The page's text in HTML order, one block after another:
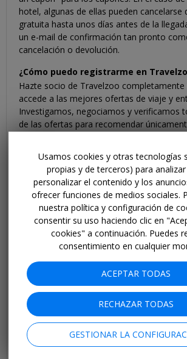
hotel, algunas de ellas pueden cancelarse
gratuita hasta unos días antes de la
un e-mail de confirmación tan pronto
cancelación o devolución.
¿Cómo puedo registrarme en
Hazte socio de Travelzoo completamente
accede a las mejores ofertas de viaje y
Investigamos, negociamos y verificamos
de las ofertas para recomendar
¿Cómo desconecto mi cuenta Google
Travelzoo te ofrece la posibilidad de
conectarte con Google +. Si deseas
Google + de Travelzoo, puedes hacerlo
No tienes suscripciones conectadas con
deseas registrarte con Google +,por
¿Cómo desconecto mi cuenta de
Travelzoo?
Travelzoo te ofrece la posibilidad de
conectarte mediante Facebook. Si
cuenta de Facebook de Travelzoo, ve a
https://www.facebook.com/
marca la "X" al lado de la aplicación
Usamos cookies y otras tecnologías
propias y de terceros) para
personalizar el contenido y los
ofrecer funciones de medios sociales.
nuestra política y configuración de
consentir su uso haciendo clic en
cookies" a continuación. Puedes
consentimiento en cualquier
ACEPTAR TODAS
RECHAZAR TODAS
GESTIONAR LA